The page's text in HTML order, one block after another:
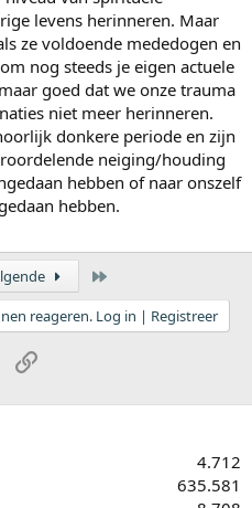
levens herinneren. Maar
ze voldoende mededogen en
nog steeds je eigen actuele
goed dat we onze trauma
niet meer herinneren.
donkere periode en zijn
neiging/houding
hebben of naar onszelf
hebben.
reageren. Log in | Registreer
mailkoppeling
4.712
635.581